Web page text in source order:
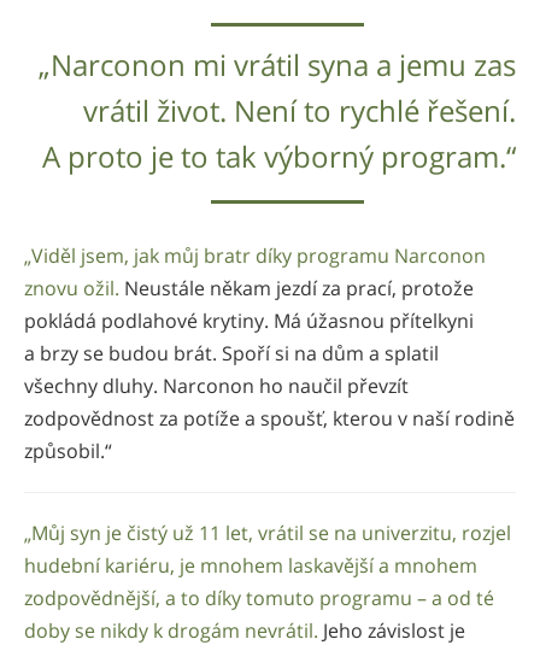
„Narconon mi vrátil syna a jemu zas
vrátil život. Není to rychlé řešení.
A proto je to tak výborný program.“
„Viděl jsem, jak můj bratr díky programu Narconon
znovu ožil. Neustále někam jezdí za prací, protože
pokládá podlahové krytiny. Má úžasnou přítelkyni
a brzy se budou brát. Spoří si na dům a splatil
všechny dluhy. Narconon ho naučil převzít
zodpovědnost za potíže a spoušť, kterou v naší rodině
způsobil.“
„Můj syn je čistý už 11 let, vrátil se na univerzitu, rozjel
hudební kariéru, je mnohem laskavější a mnohem
zodpovědnější, a to díky tomuto programu – a od té
doby se nikdy k drogám nevrátil. Jeho závislost je